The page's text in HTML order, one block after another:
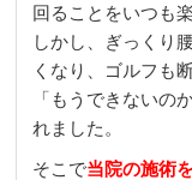
回ることをいつも
しかし、ぎっくり
くなり、ゴルフも断
「もうできないの
れました。
そこで当院の施術